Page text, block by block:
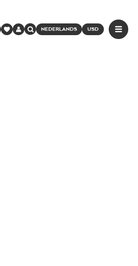
NEDERLANDS USD